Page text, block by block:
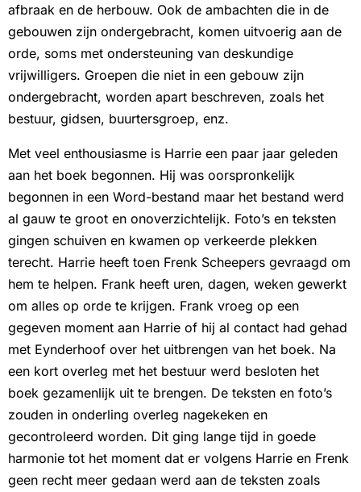
afbraak en de herbouw. Ook de ambachten die in de
gebouwen zijn ondergebracht, komen uitvoerig aan de
orde, soms met ondersteuning van deskundige
vrijwilligers. Groepen die niet in een gebouw zijn
ondergebracht, worden apart beschreven, zoals het
bestuur, gidsen, buurtersgroep, enz.
Met veel enthousiasme is Harrie een paar jaar geleden
aan het boek begonnen. Hij was oorspronkelijk
begonnen in een Word-bestand maar het bestand werd
al gauw te groot en onoverzichtelijk. Foto’s en teksten
gingen schuiven en kwamen op verkeerde plekken
terecht. Harrie heeft toen Frenk Scheepers gevraagd om
hem te helpen. Frank heeft uren, dagen, weken gewerkt
om alles op orde te krijgen. Frank vroeg op een
gegeven moment aan Harrie of hij al contact had gehad
met Eynderhoof over het uitbrengen van het boek. Na
een kort overleg met het bestuur werd besloten het
boek gezamenlijk uit te brengen. De teksten en foto’s
zouden in onderling overleg nagekeken en
gecontroleerd worden. Dit ging lange tijd in goede
harmonie tot het moment dat er volgens Harrie en Frenk
geen recht meer gedaan werd aan de teksten zoals